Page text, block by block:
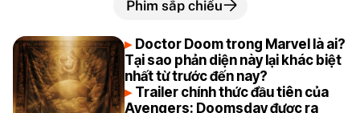
Phim sắp chiếu
Doctor Doom trong Marvel là ai?
Tại sao phản diện này lại khác biệt
nhất từ trước đến nay?
Trailer chính thức đầu tiên của
Avengers: Doomsday được ra